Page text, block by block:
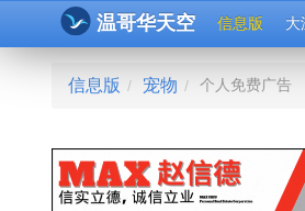
温哥华天空 信息版 大
信息版 / 宠物 / 个人免费广告